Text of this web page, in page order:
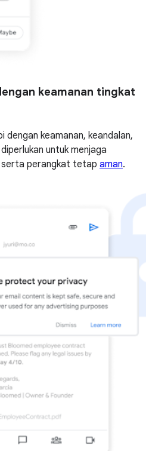
keamanan tingkat
keamanan, keandalan,
untuk menjaga
perangkat tetap aman.